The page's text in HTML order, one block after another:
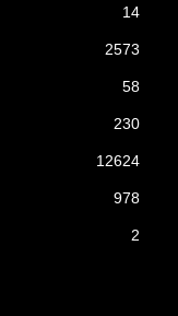
14
2573
58
230
12624
978
2